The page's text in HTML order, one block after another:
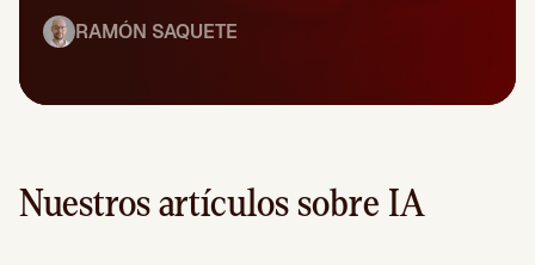
RAMÓN SAQUETE
Nuestros artículos sobre IA